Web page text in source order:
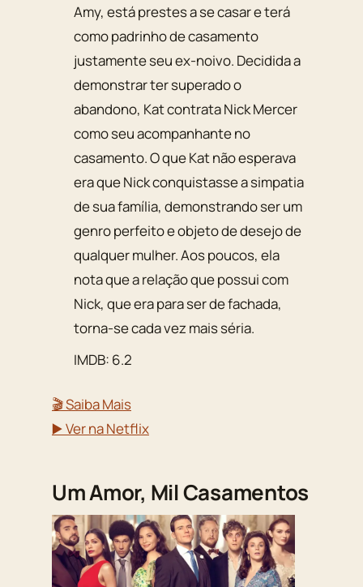
Amy, está prestes a se casar e terá
como padrinho de casamento
justamente seu ex-noivo. Decidida a
demonstrar ter superado o
abandono, Kat contrata Nick Mercer
como seu acompanhante no
casamento. O que Kat não esperava
era que Nick conquistasse a simpatia
de sua família, demonstrando ser um
genro perfeito e objeto de desejo de
qualquer mulher. Aos poucos, ela
nota que a relação que possui com
Nick, que era para ser de fachada,
torna-se cada vez mais séria.
IMDB: 6.2
🎬 Saiba Mais
▶️ Ver na Netflix
Um Amor, Mil Casamentos